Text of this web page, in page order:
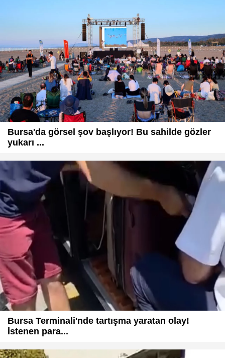
Bursa'da görsel şov başlıyor! Bu sahilde gözler
yukarı ...
Bursa Terminali'nde tartışma yaratan olay!
İstenen para...